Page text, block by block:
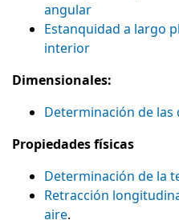
angular
Estanquidad a largo
interior
Dimensionales:
Determinación de las
Propiedades físicas
Determinación de la
Retracción
aire.